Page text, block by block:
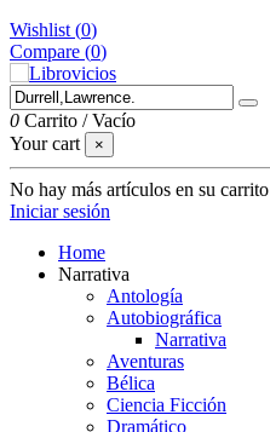
Wishlist (0)
Compare (0)
0 Carrito /Vacío
Your cart
×
No hay más artículos en su carrito
Iniciar sesión
Home
Narrativa
Antología
Autobiográfica
Narrativa
Aventuras
Bélica
Ciencia Ficción
Dramático